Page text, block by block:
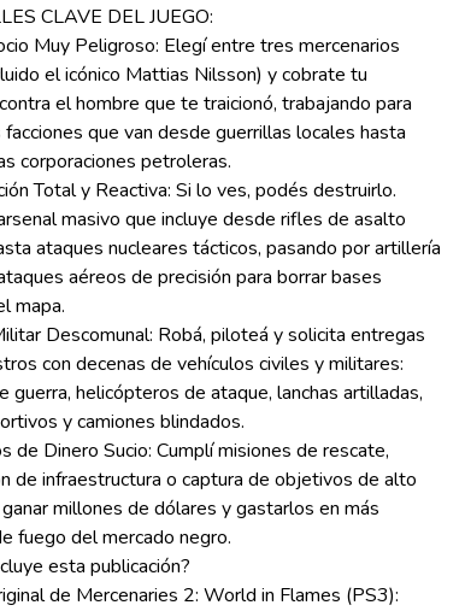
CLAVE DEL JUEGO:
Muy Peligroso: Elegí entre tres mercenarios
el icónico Mattias Nilsson) y cobrate tu
el hombre que te traicionó, trabajando para
que van desde guerrillas locales hasta
corporaciones petroleras.
Total y Reactiva: Si lo ves, podés destruirlo.
masivo que incluye desde rifles de asalto
ataques nucleares tácticos, pasando por artillería
aéreos de precisión para borrar bases
mapa.
Descomunal: Robá, piloteá y solicita entregas
con decenas de vehículos civiles y militares:
guerra, helicópteros de ataque, lanchas artilladas,
y camiones blindados.
de Dinero Sucio: Cumplí misiones de rescate,
de infraestructura o captura de objetivos de alto
millones de dólares y gastarlos en más
fuego del mercado negro.
esta publicación?
de Mercenaries 2: World in Flames (PS3):